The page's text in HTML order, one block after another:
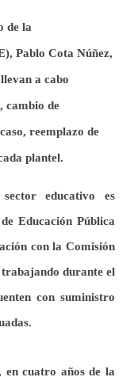
de la
Pablo Cota Núñez,
a cabo
cambio de
reemplazo de
plantel.
educativo es
Educación Pública
con la Comisión
durante el
con suministro
en cuatro años de la